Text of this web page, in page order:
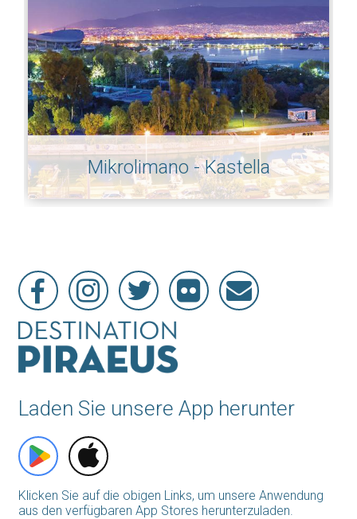
Mikrolimano - Kastella
Laden Sie unsere App herunter
Klicken Sie auf die obigen Links, um unsere Anwendung
aus den verfügbaren App Stores herunterzuladen.